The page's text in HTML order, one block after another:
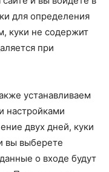
для определения
куки не содержит
при
устанавливаем
настройками
двух дней, куки
вы выберете
о входе будут